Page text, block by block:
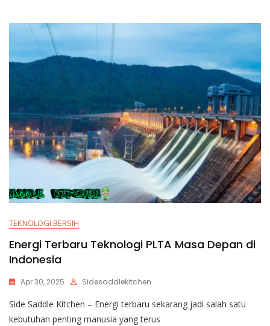
TEKNOLOGI BERSIH
Energi Terbaru Teknologi PLTA Masa Depan di
Indonesia
Apr 30, 2025 Sidesaddlekitchen
Side Saddle Kitchen – Energi terbaru sekarang jadi salah satu
kebutuhan penting manusia yang terus